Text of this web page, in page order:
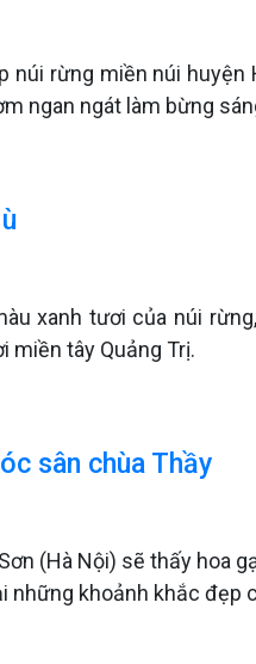
núi rừng miền núi
ngan ngát làm bừng
xanh tươi của núi
miền tây Quảng Trị.
sân chùa Thầy
(Hà Nội) sẽ thấy hoa
khoảnh khắc đẹp